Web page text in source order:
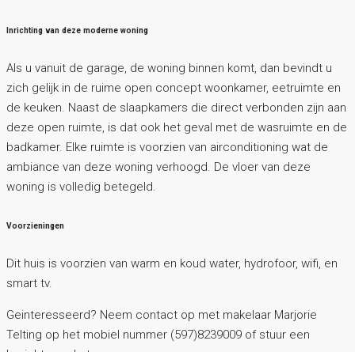
Inrichting van deze moderne woning
Als u vanuit de garage, de woning binnen komt, dan bevindt u
zich gelijk in de ruime open concept woonkamer, eetruimte en
de keuken. Naast de slaapkamers die direct verbonden zijn aan
deze open ruimte, is dat ook het geval met de wasruimte en de
badkamer. Elke ruimte is voorzien van airconditioning wat de
ambiance van deze woning verhoogd. De vloer van deze
woning is volledig betegeld.
Voorzieningen
Dit huis is voorzien van warm en koud water, hydrofoor, wifi, en
smart tv.
Geinteresseerd? Neem contact op met makelaar Marjorie
Telting op het mobiel nummer (597)8239009 of stuur een